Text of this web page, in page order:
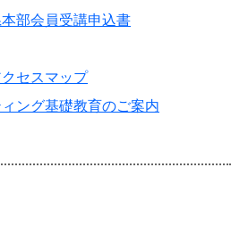
部会員受講申込書
クセスマップ
ング基礎教育のご案内